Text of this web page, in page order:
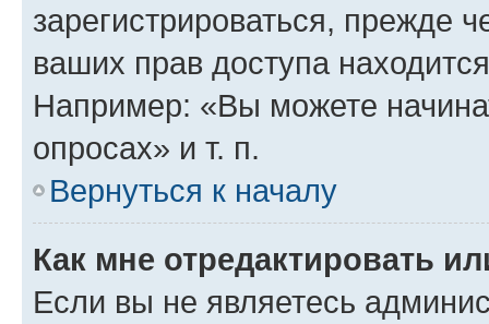
зарегистрироваться, прежде
ваших прав доступа
Например: «Вы можете
опросах» и т. п.
Вернуться к началу
Как мне отредактировать
Если вы не являетесь